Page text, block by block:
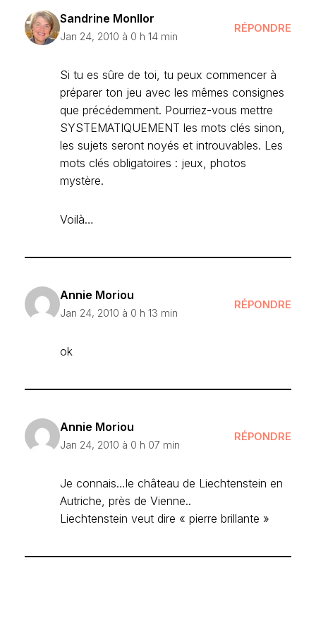
Sandrine Monllor
Jan 24, 2010 à 0 h 14 min
RÉPONDRE
Si tu es sûre de toi, tu peux commencer à
préparer ton jeu avec les mêmes consignes
que précédemment. Pourriez-vous mettre
SYSTEMATIQUEMENT les mots clés sinon,
les sujets seront noyés et introuvables. Les
mots clés obligatoires : jeux, photos
mystère.
Voilà…
Annie Moriou
Jan 24, 2010 à 0 h 13 min
RÉPONDRE
ok
Annie Moriou
Jan 24, 2010 à 0 h 07 min
RÉPONDRE
Je connais…le château de Liechtenstein en
Autriche, près de Vienne..
Liechtenstein veut dire « pierre brillante »